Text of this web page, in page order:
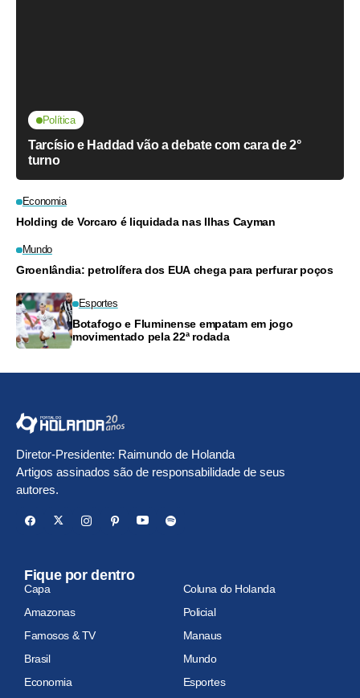
Política
Tarcísio e Haddad vão a debate com cara de 2°
turno
Economia
Holding de Vorcaro é liquidada nas Ilhas Cayman
Mundo
Groenlândia: petrolífera dos EUA chega para perfurar poços
Esportes
Botafogo e Fluminense empatam em jogo
movimentado pela 22ª rodada
Diretor-Presidente: Raimundo de Holanda
Artigos assinados são de responsabilidade de seus
autores.
Fique por dentro
Capa
Coluna do Holanda
Amazonas
Policial
Famosos & TV
Manaus
Brasil
Mundo
Economia
Esportes